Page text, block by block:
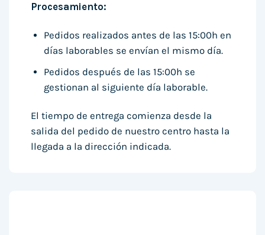
Procesamiento:
Pedidos realizados antes de las 15:00h en
días laborables se envían el mismo día.
Pedidos después de las 15:00h se
gestionan al siguiente día laborable.
El tiempo de entrega comienza desde la
salida del pedido de nuestro centro hasta la
llegada a la dirección indicada.